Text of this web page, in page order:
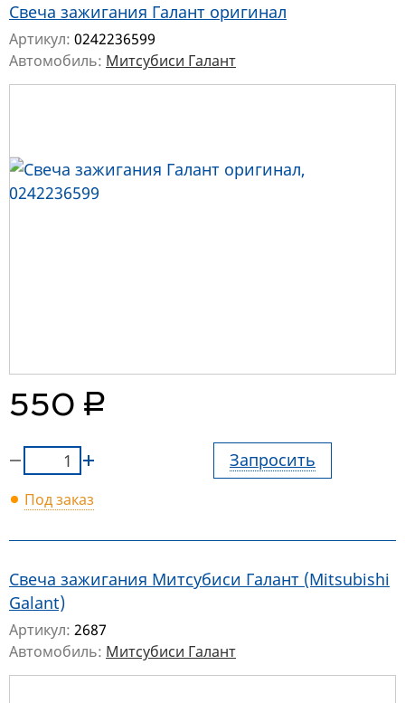
Свеча зажигания Галант оригинал
Артикул: 0242236599
Автомобиль: Митсубиси Галант
550 руб.
Запросить
Под заказ
Свеча зажигания Митсубиси Галант (Mitsubishi
Galant)
Артикул: 2687
Автомобиль: Митсубиси Галант